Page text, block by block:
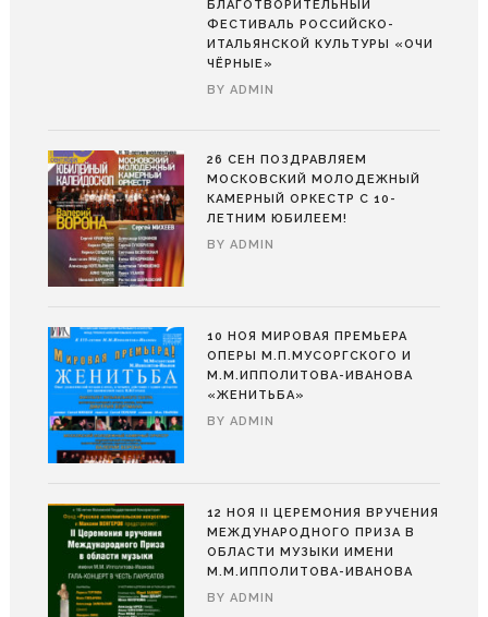
БЛАГОТВОРИТЕЛЬНЫЙ
ФЕСТИВАЛЬ РОССИЙСКО-
ИТАЛЬЯНСКОЙ КУЛЬТУРЫ «ОЧИ
ЧЁРНЫЕ»
BY ADMIN
26 СЕН ПОЗДРАВЛЯЕМ
МОСКОВСКИЙ МОЛОДЕЖНЫЙ
КАМЕРНЫЙ ОРКЕСТР С 10-
ЛЕТНИМ ЮБИЛЕЕМ!
BY ADMIN
10 НОЯ МИРОВАЯ ПРЕМЬЕРА
ОПЕРЫ М.П.МУСОРГСКОГО И
М.М.ИППОЛИТОВА-ИВАНОВА
«ЖЕНИТЬБА»
BY ADMIN
12 НОЯ II ЦЕРЕМОНИЯ ВРУЧЕНИЯ
МЕЖДУНАРОДНОГО ПРИЗА В
ОБЛАСТИ МУЗЫКИ ИМЕНИ
М.М.ИППОЛИТОВА-ИВАНОВА
BY ADMIN